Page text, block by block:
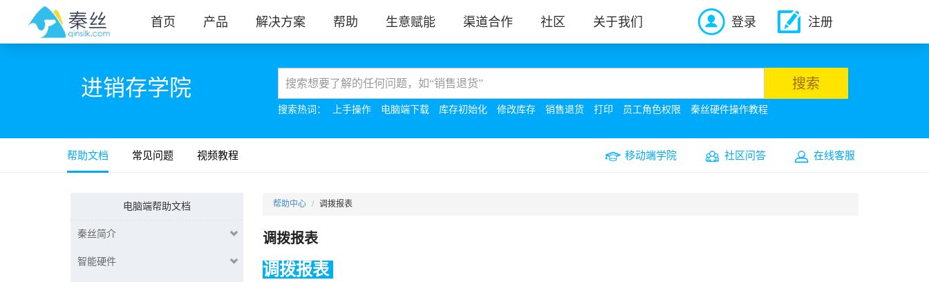
首页 产品 解决方案 帮助 生意赋能 渠道合作 社区 关于我们 登录 注册
进销存学院 搜索
搜索热词： 上手操作 电脑端下载 库存初始化 修改库存 销售退货 打印 员工角色权限 秦丝硬件操作教程
帮助文档 常见问题 视频教程 移动端学院 社区问答 在线客服
电脑端帮助文档
秦丝简介
智能硬件
帮助中心 调拨报表
调拨报表
调拨报表